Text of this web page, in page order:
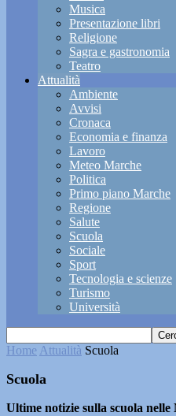
Musica
Presentazione libri
Religione
Sagra e gastronomia
Teatro
Attualità
Ambiente
Avvisi
Cronaca
Economia e finanza
Lavoro
Meteo Marche
Politica
Primo piano Marche
Regione
Salute
Scuola
Sociale
Sport
Tecnologia e scienze
Turismo
Università
Home Attualità Scuola
Scuola
Ultime notizie sulla scuola